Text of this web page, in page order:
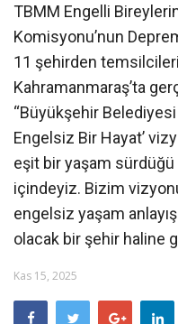
İLETİŞİM
KÜNYE
FOTO GALERİ
KÜLTÜR SANAT
SAĞLIK
FİRMA HABER
OTURUM AÇ
KAYIT
TBMM Engelli
Komisyonu’nun
11 şehirden
Kahramanmaraş’ta
“Büyükşehir
Engelsiz Bir Hayat’
eşit bir yaşam
içindeyiz. Bizim
engelsiz yaşam
olacak bir şehir haline
Kas 15, 2025